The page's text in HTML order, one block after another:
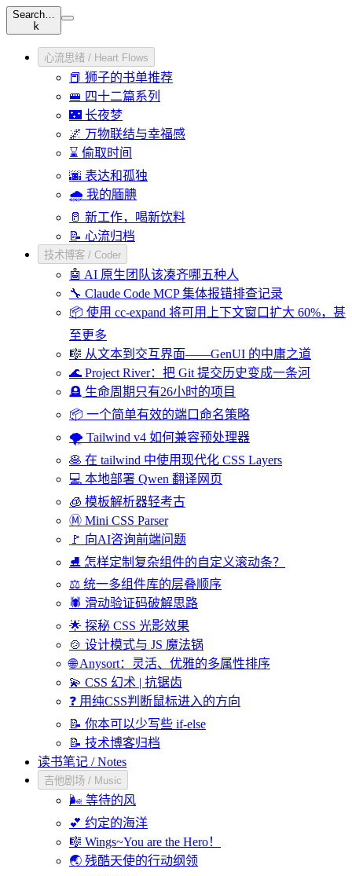
Search…
k
心流思绪 / Heart Flows
📕 狮子的书单推荐
🚝 四十二篇系列
🌃 长夜梦
🌌 万物联结与幸福感
⌛ 偷取时间
🌆 表达和孤独
🌧️ 我的腼腆
🥛 新工作，喝新饮料
📝 心流归档
技术博客 / Coder
🤖 AI 原生团队该凑齐哪五种人
🔧 Claude Code MCP 集体报错排查记录
📦 使用 cc-expand 将可用上下文窗口扩大 60%，甚
至更多
🎼 从文本到交互界面——GenUI 的中庸之道
🌊 Project River：把 Git 提交历史变成一条河
🪦 生命周期只有26小时的项目
📦 一个简单有效的端口命名策略
🌪️ Tailwind v4 如何兼容预处理器
🥞 在 tailwind 中使用现代化 CSS Layers
💻 本地部署 Qwen 翻译网页
🧊 模板解析器轻考古
Ⓜ️ Mini CSS Parser
🚩 向AI咨询前端问题
⛸️ 怎样定制复杂组件的自定义滚动条？
⚖️ 统一多组件库的层叠顺序
🕷️ 滑动验证码破解思路
🌟 探秘 CSS 光影效果
🍲 设计模式与 JS 魔法锅
🌐 Anysort：灵活、优雅的多属性排序
💫 CSS 幻术 | 抗锯齿
❓ 用纯CSS判断鼠标进入的方向
📝 你本可以少写些 if-else
📝 技术博客归档
读书笔记 / Notes
吉他剧场 / Music
🌬️ 等待的风
💕 约定的海洋
🎼 Wings~You are the Hero！
🌏 残酷天使的行动纲领